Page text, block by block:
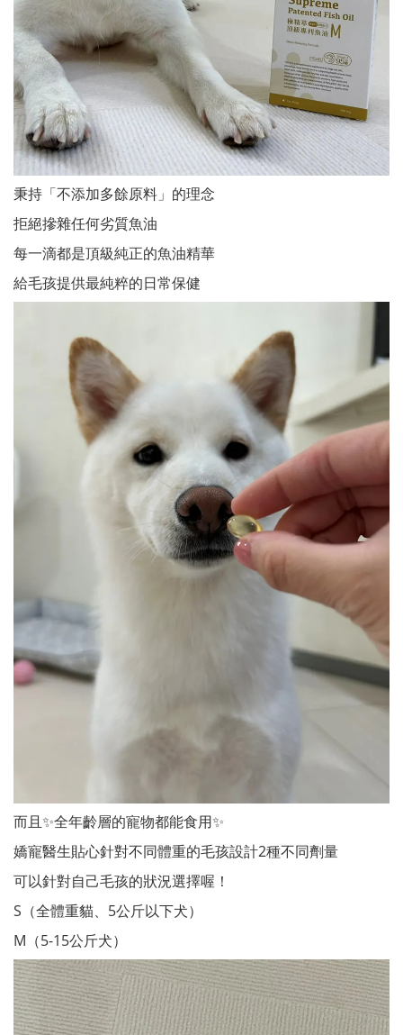
秉持「不添加多餘原料」的理念
拒絕摻雜任何劣質魚油
每一滴都是頂級純正的魚油精華
給毛孩提供最純粹的日常保健
而且✨全年齡層的寵物都能食用✨
嬌寵醫生貼心針對不同體重的毛孩設計2種不同劑量
可以針對自己毛孩的狀況選擇喔！
S（全體重貓、5公斤以下犬）
M（5-15公斤犬）